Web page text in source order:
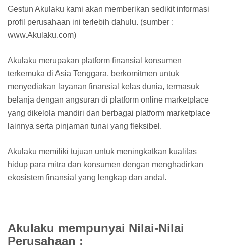
Gestun Akulaku kami akan memberikan sedikit informasi
profil perusahaan ini terlebih dahulu. (sumber :
www.Akulaku.com)
Akulaku merupakan platform finansial konsumen
terkemuka di Asia Tenggara, berkomitmen untuk
menyediakan layanan finansial kelas dunia, termasuk
belanja dengan angsuran di platform online marketplace
yang dikelola mandiri dan berbagai platform marketplace
lainnya serta pinjaman tunai yang fleksibel.
Akulaku memiliki tujuan untuk meningkatkan kualitas
hidup para mitra dan konsumen dengan menghadirkan
ekosistem finansial yang lengkap dan andal.
Akulaku mempunyai Nilai-Nilai
Perusahaan :